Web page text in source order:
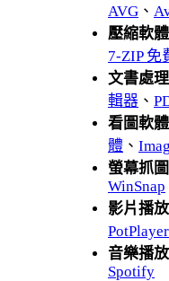
AVG 、
壓縮軟體
7-ZIP 免
文書處理
輯器 、
看圖軟體
體 、
螢幕抓圖
WinSnap
影片播放
PotPlayer
音樂播放
Spotify